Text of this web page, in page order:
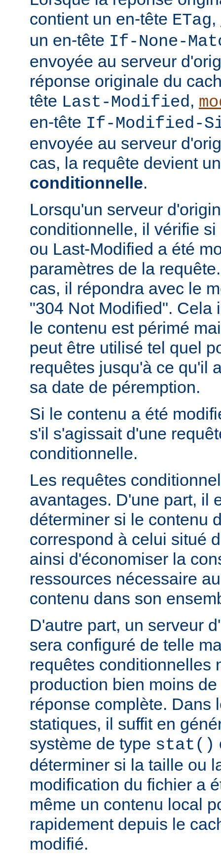
contient un en-tête ETag,
un en-tête If-None-
envoyée au serveur
réponse originale du
tête Last-Modified,
en-tête If-Modified-
envoyée au serveur
cas, la requête devient
conditionnelle.
Lorsqu'un serveur
conditionnelle, il vérifie
ou Last-Modified a été
paramètres de la
cas, il répondra avec le
"304 Not Modified". Cela
le contenu est périmé
peut être utilisé tel quel
requêtes jusqu'à ce qu'il
sa date de péremption.
Si le contenu a été
s'il s'agissait d'une
conditionnelle.
Les requêtes
avantages. D'une part, il
déterminer si le contenu
correspond à celui situé
ainsi d'économiser la
ressources nécessaire
contenu dans son
D'autre part, un serveur
sera configuré de telle
requêtes conditionnelles
production bien moins
réponse complète. Dans
statiques, il suffit en
système de type stat()
déterminer si la taille ou
modification du fichier a
même un contenu local
rapidement depuis le
modifié.